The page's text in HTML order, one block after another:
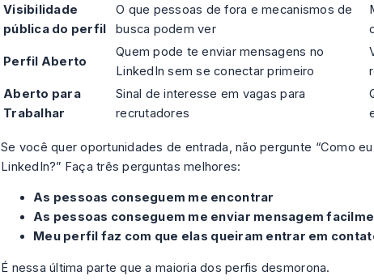
Visibilidade
pública do perfil
O que pessoas de fora e mecanismos de
busca podem ver
Perfil Aberto
Quem pode te enviar mensagens no
LinkedIn sem se conectar primeiro
Aberto para
Trabalhar
Sinal de interesse em vagas para
recrutadores
Se você quer oportunidades de entrada, não pergunte “Como
LinkedIn?” Faça três perguntas melhores:
As pessoas conseguem me encontrar
As pessoas conseguem me enviar mensagem
Meu perfil faz com que elas queiram entrar em
É nessa última parte que a maioria dos perfis desmorona.